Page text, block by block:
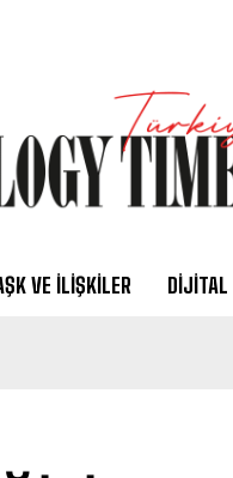
VE İLIŞKILER DIJITAL